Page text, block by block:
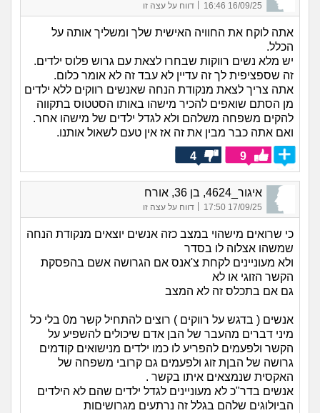
16/09/25 16:46 דווח על עצה זו
אתה לוקח את החוויה האישית שלך ומשליך אותה על
הכלל.
יש מלא נשים רווקות שבחרו לצאת עם גרוש פלוס ילדים.
זה שספציפית לך זה עדיין לא עבד זה לא אומר כלום.
אתה צריך לצאת מנקודת הנחה שאנשים רווקים ללא ילדים
מן הסתם שואפים להכיר מישהו באותו הסטטוס בתקווה
להקים משפחה משלהם ולא לגדל ילדים של מישהו אחר.
ואם אתה כבר מבין את זה אז אין טעם לשאול אותנו.
9
4
איגור_4624, בן 36, אורח
17/09/25 17:50 דווח על עצה זו
כי שרואים מישהוי במצב כזה אנשים יוצאים מנקודת הנחה
שמשהו אצלוה לו בסדר
ולא מעוניינים לקחת צ'אנס אם הגרושה אשם בהפסקת
הקשר הזוגי או לא
גם אם בתכלס זה לא המצב
אנשים ( בדגש על רווקים ) רוצים להתחיל קשר מ0 בלי כל
מיני דברים מהעבר של הבן אדם שיכולים להשפיע על
הקשר ולפעמים להפריע לו כמו ילדים מנישואים קודמים
גרושה של הבןת זוג ולפעמים גם קרובי משפחה של
האקסית שנמצאים איתו בקשר .
אנשים בדר"כ לא מעוניינים לגדל ילדים שהם לא הילדים
הביולוגים שלהם בגלל זה נרתעים מגרושיםות